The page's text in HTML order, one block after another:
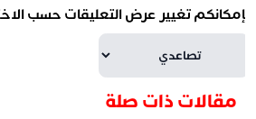
تغيير عرض التعليقات حسب
مقالات ذات صلة